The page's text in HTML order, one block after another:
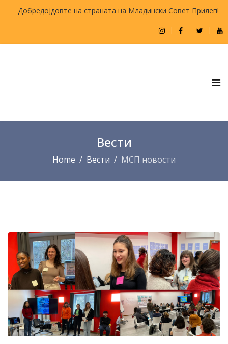
Добредојдовте на страната на Младински Совет Прилеп!
Вести
Home Вести МСП новости